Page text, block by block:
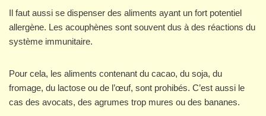
Il faut aussi se dispenser des aliments ayant un fort potentiel
allergène. Les acouphènes sont souvent dus à des réactions du
système immunitaire.
Pour cela, les aliments contenant du cacao, du soja, du
fromage, du lactose ou de l’œuf, sont prohibés. C’est aussi le
cas des avocats, des agrumes trop mures ou des bananes.